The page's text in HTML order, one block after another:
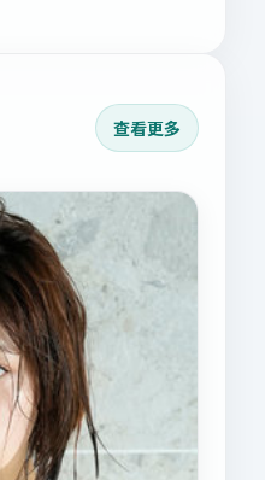
查看更多